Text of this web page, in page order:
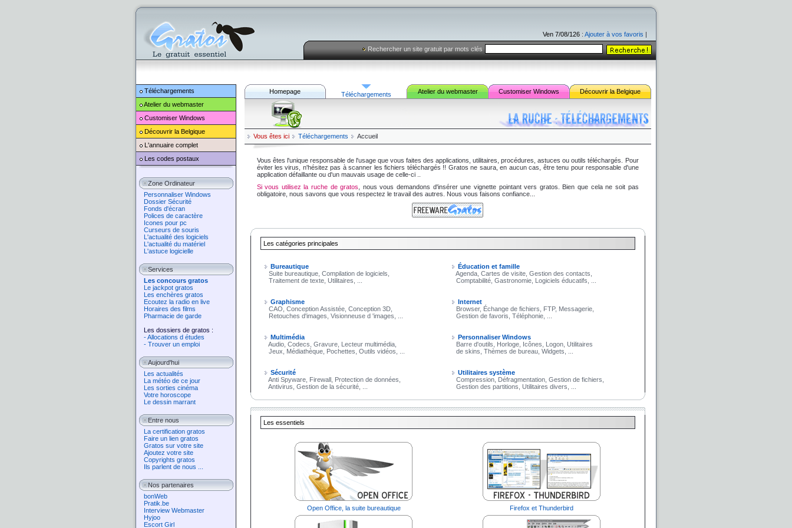
Ven 7/08/126 : Ajouter à vos favoris |
Rechercher un site gratuit par mots clés
Téléchargements
Atelier du webmaster
Customiser Windows
Découvrir la Belgique
L'annuaire complet
Les codes postaux
Zone Ordinateur
Personnaliser Windows
Dossier Sécurité
Fonds d'écran
Polices de caractère
Icones pour pc
Curseurs de souris
L'actualité des logiciels
L'actualité du matériel
L'astuce logicielle
Services
Les concours gratos
Le jackpot gratos
Les enchères gratos
Ecoutez la radio en live
Horaires des films
Pharmacie de garde
Les dossiers de gratos :
- Allocations d études
- Trouver un emploi
Aujourd'hui
Les actualités
La météo de ce jour
Les sorties cinéma
Votre horoscope
Le dessin marrant
Entre nous
La certification gratos
Faire un lien gratos
Gratos sur votre site
Ajoutez votre site
Copyrights gratos
Ils parlent de nous ...
Nos partenaires
bonWeb
Pratik.be
Interview Webmaster
Hyjoo
Escort Girl
Homepage Téléchargements Atelier du webmaster CustomiserWindows Découvrir la Belgique
Vous êtes ici Téléchargements Accueil
Vous êtes l'unique responsable de l'usage que vous faites des applications, utilitaires, procédures, astuces ou outils téléchargés. Pour
éviter les virus, n'hésitez pas à scanner les fichiers téléchargés !! Gratos ne saura, en aucun cas, être tenu pour responsable d'une
application défaillante ou d'un mauvais usage de celle-ci ..
Si vous utilisez la ruche de gratos
, nous vous demandons d'insérer une vignette pointant vers gratos. Bien que cela ne soit pas
obligatoire, nous savons que vous respectez le travail des autres. Nous vous faisons confiance...
Les catégories principales
Bureautique
Suite bureautique, Compilation de logiciels,
Traitement de texte, Utilitaires, ...
Éducation et famille
Agenda, Cartes de visite, Gestion des contacts,
Comptabilité, Gastronomie, Logiciels éducatifs, ...
Graphisme
CAO, Conception Assistée, Conception 3D,
Retouches d'images, Visionneuse d 'images, ...
Internet
Browser, Échange de fichiers, FTP, Messagerie,
Gestion de favoris, Téléphonie, ...
Multimédia
Audio, Codecs, Gravure, Lecteur multimédia,
Jeux, Médiathèque, Pochettes, Outils vidéos, ...
Personnaliser Windows
Barre d'outils, Horloge, Icônes, Logon, Utilitaires
de skins, Thèmes de bureau, Widgets, ...
Sécurité
Anti Spyware, Firewall, Protection de données,
Antivirus, Gestion de la sécurité, ...
Utilitaires système
Compression, Défragmentation, Gestion de fichiers,
Gestion des partitions, Utilitaires divers, ...
Les essentiels
Open Office, la suite bureautique Firefox et Thunderbird